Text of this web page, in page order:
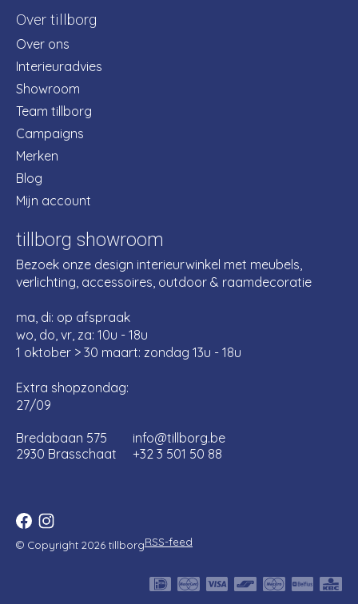
Over tillborg
Over ons
Interieuradvies
Showroom
Team tillborg
Campaigns
Merken
Blog
Mijn account
tillborg showroom
Bezoek onze design interieurwinkel met meubels,
verlichting, accessoires, outdoor & raamdecoratie
ma, di: op afspraak
wo, do, vr, za: 10u - 18u
1 oktober > 30 maart: zondag 13u - 18u
Extra shopzondag:
27/09
Bredabaan 575
2930 Brasschaat
info@tillborg.be
+32 3 501 50 88
© Copyright 2026 tillborgRSS-feed